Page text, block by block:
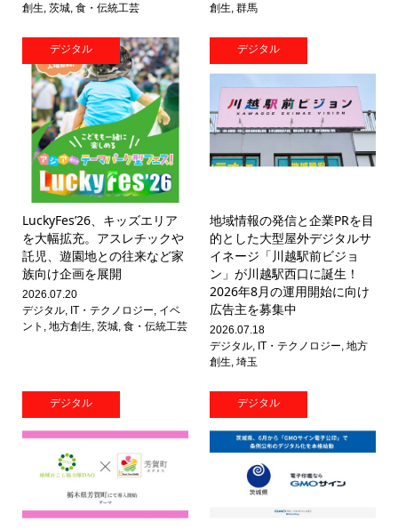
創生 茨城, 食・伝統工芸
創生 ,群馬
デジタル
LuckyFes’26、キッズエリア
を大幅拡充。アスレチックや
託児、遊園地との往来など家
族向け企画を展開
2026.07.20
デジタル, IT・テクノロジー, イベ
ント , 地方創生, 茨城, 食・伝統工芸
デジタル
地域情報の発信と企業PRを目
的とした大型屋外デジタルサ
イネージ「川越駅前ビジョ
ン」が川越駅西口に誕生！
2026年8月の運用開始に向け
広告主を募集中
2026.07.18
デジタル, IT・テクノロジー,地方
創生,埼玉
デジタル デジタル